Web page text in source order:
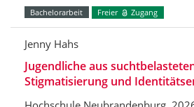
Bachelorarbeit Freier Zugang
Jenny Hahs
Jugendliche aus
Stigmatisierung und